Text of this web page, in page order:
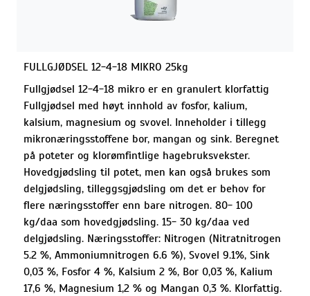
FULLGJØDSEL 12-4-18 MIKRO 25kg
Fullgjødsel 12-4-18 mikro er en granulert klorfattig
Fullgjødsel med høyt innhold av fosfor, kalium,
kalsium, magnesium og svovel. Inneholder i tillegg
mikronæringsstoffene bor, mangan og sink. Beregnet
på poteter og klorømfintlige hagebruksvekster.
Hovedgjødsling til potet, men kan også brukes som
delgjødsling, tilleggsgjødsling om det er behov for
flere næringsstoffer enn bare nitrogen. 80- 100
kg/daa som hovedgjødsling. 15- 30 kg/daa ved
delgjødsling. Næringsstoffer: Nitrogen (Nitratnitrogen
5.2 %, Ammoniumnitrogen 6.6 %), Svovel 9.1%, Sink
0,03 %, Fosfor 4 %, Kalsium 2 %, Bor 0,03 %, Kalium
17,6 %, Magnesium 1,2 % og Mangan 0,3 %. Klorfattig.